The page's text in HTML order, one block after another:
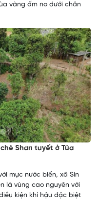
vàng ấm no dưới chân
Shan tuyết ở Tủa
mực nước biển, xã Sín
là vùng cao nguyên với
kiện khí hậu đặc biệt